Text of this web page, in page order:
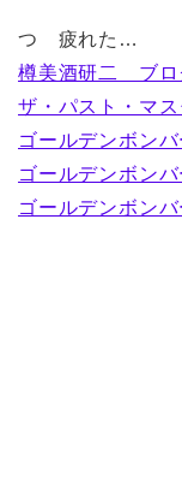
つ 疲れた…
樽美酒研二 ブロ
ザ・パスト・マ
ゴールデンボン
ゴールデンボン
ゴールデンボン